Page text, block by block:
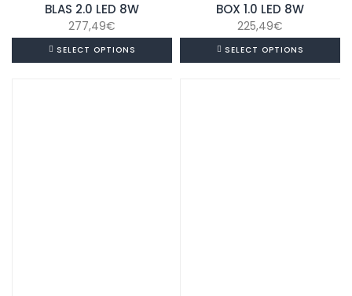
BLAS 2.0 LED 8W
277,49€
SELECT OPTIONS
BOX 1.0 LED 8W
225,49€
SELECT OPTIONS